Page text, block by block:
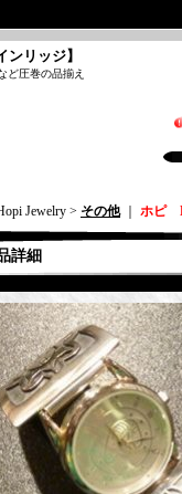
リッジ】
ど圧巻の品揃え
Jewelry > その他｜ ホピ
詳細